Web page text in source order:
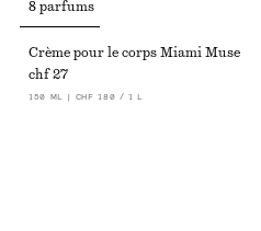
8 parfums
Crème pour le corps Miami Muse
chf 27
150 ML | CHF 180 / 1 L